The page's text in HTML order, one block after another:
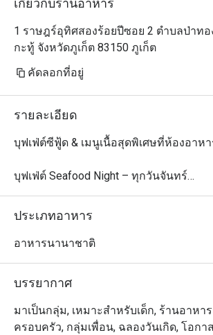
เกี่ยวกับร้านอาหาร
1 ราษฎร์อุทิศสองร้อยปีซอย 2 ตำบลป่าทอ
กะทู้ จังหวัดภูเก็ต 83150 ภูเก็ต
คัดลอกที่อยู่
รายละเอียด
บุฟเฟ่ต์ซีฟู้ด & เมนูเนื้อสุดพิเศษที่ห้องอาหา
บุฟเฟ่ต์ Seafood Night – ทุกวันจันทร์
ดื่มด่ำกับความสดใหม่ของซีฟู้ดท้องถิ่นทุก
18:00 – 22:00 เพลิดเพลินกับกุ้งแม่น้ำ ปูทะ
เลิศ ปิดท้ายด้วยขนมหวานสุดพิเศษ ทั้งขนม
Let's Meat Wednesday – ทุกวันพุธ
ประเภทอาหาร
อาหารนานาชาติ
บรรยากาศ
มาเป็นกลุ่ม, เหมาะสำหรับเด็ก, ร้านอาหา
ครอบครัว, กลุ่มเพื่อน, ฉลองวันเกิด, โอกา